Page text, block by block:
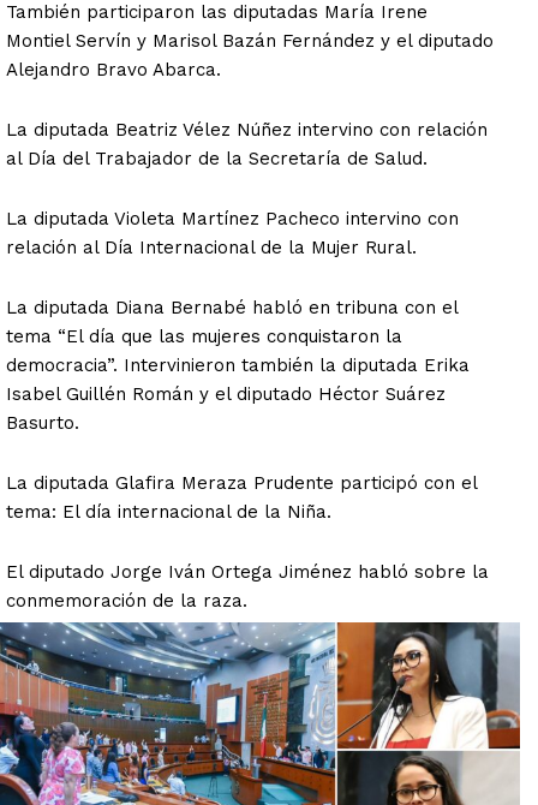
También participaron las diputadas María Irene
Montiel Servín y Marisol Bazán Fernández y el diputado
Alejandro Bravo Abarca.
La diputada Beatriz Vélez Núñez intervino con relación
al Día del Trabajador de la Secretaría de Salud.
La diputada Violeta Martínez Pacheco intervino con
relación al Día Internacional de la Mujer Rural.
La diputada Diana Bernabé habló en tribuna con el
tema “El día que las mujeres conquistaron la
democracia”. Intervinieron también la diputada Erika
Isabel Guillén Román y el diputado Héctor Suárez
Basurto.
La diputada Glafira Meraza Prudente participó con el
tema: El día internacional de la Niña.
El diputado Jorge Iván Ortega Jiménez habló sobre la
conmemoración de la raza.